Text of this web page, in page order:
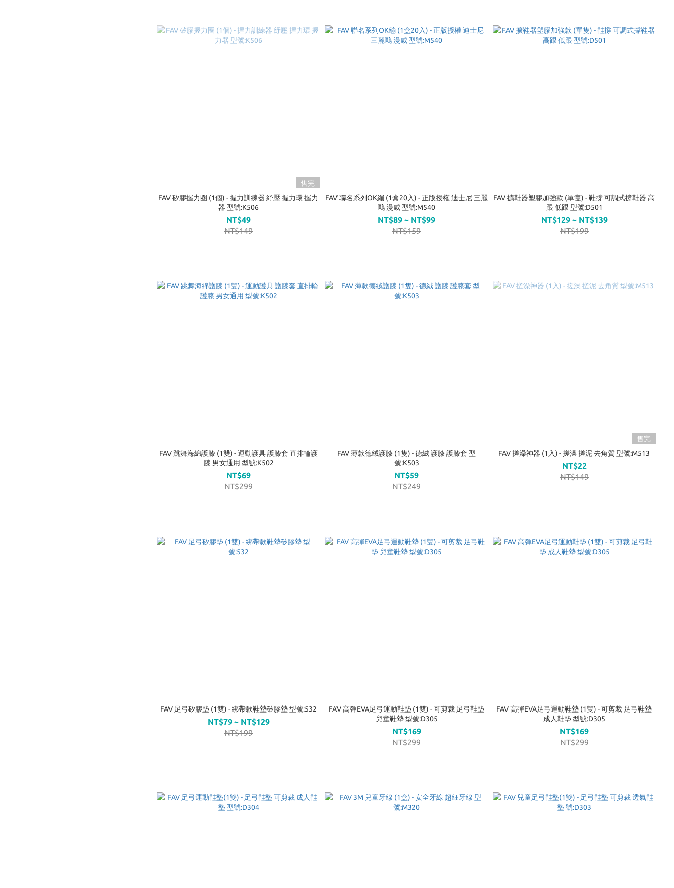
售完
FAV 矽膠握力圈 (1個) - 握力訓練器 紓壓 握力環 握力
器 型號:K506
NT$49
NT$149
FAV 聯名系列OK繃 (1盒20入) - 正版授權 迪士尼 三麗
鷗 漫威 型號:M540
NT$89 ~ NT$99
NT$159
FAV 擴鞋器塑膠加強款 (單隻) - 鞋撐 可調式撐鞋器 高
跟 低跟 型號:D501
NT$129 ~ NT$139
NT$199
FAV 跳舞海綿護膝 (1雙) - 運動護具 護膝套 直排輪護
膝 男女通用 型號:K502
NT$69
NT$299
FAV 薄款德絨護膝 (1隻) - 德絨 護膝 護膝套 型
號:K503
NT$59
NT$249
售完
FAV 搓澡神器 (1入) - 搓澡 搓泥 去角質 型號:M513
NT$22
NT$149
FAV 足弓矽膠墊 (1雙) - 綁帶款鞋墊矽膠墊 型號:532
NT$79 ~ NT$129
NT$199
FAV 高彈EVA足弓運動鞋墊 (1雙) - 可剪裁 足弓鞋墊
兒童鞋墊 型號:D305
NT$169
NT$299
FAV 高彈EVA足弓運動鞋墊 (1雙) - 可剪裁 足弓鞋墊
成人鞋墊 型號:D305
NT$169
NT$299